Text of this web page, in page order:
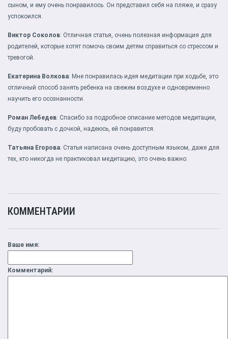
сыном, и ему очень понравилось. Он представил себя на пляже, и сразу
успокоился.
Виктор Соколов: Отличная статья, очень полезная информация для
родителей, которые хотят помочь своим детям справиться со стрессом и
тревогой.
Екатерина Волкова: Мне понравилась идея медитации при ходьбе, это
отличный способ занять ребенка на свежем воздухе и одновременно
научить его осознанности.
Роман Лебедев: Спасибо за подробное описание методов медитации,
буду пробовать с дочкой, надеюсь, ей понравится.
Татьяна Егорова: Статья написана очень доступным языком, даже для
тех, кто никогда не практиковал медитацию, это очень важно.
КОММЕНТАРИИ
Ваше имя:
Комментарий: